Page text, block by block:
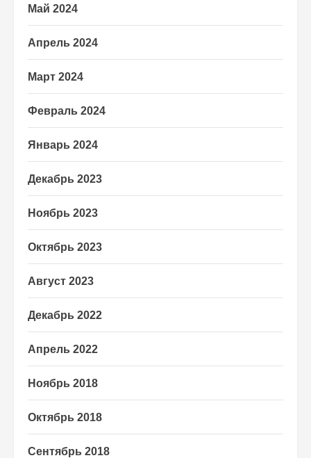
Май 2024
Апрель 2024
Март 2024
Февраль 2024
Январь 2024
Декабрь 2023
Ноябрь 2023
Октябрь 2023
Август 2023
Декабрь 2022
Апрель 2022
Ноябрь 2018
Октябрь 2018
Сентябрь 2018